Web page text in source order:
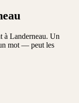
à Landerneau. Un
mot — peut les